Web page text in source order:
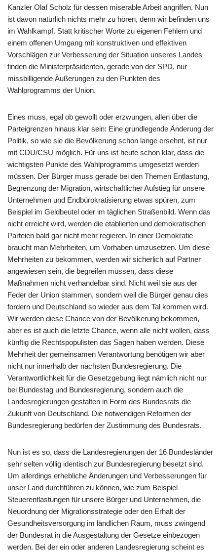
Kanzler Olaf Scholz für dessen miserable Arbeit angriffen. Nun
ist davon natürlich nichts mehr zu hören, denn wir befinden uns
im Wahlkampf. Statt kritischer Worte zu eigenen Fehlern und
einem offenen Umgang mit konstruktiven und effektiven
Vorschlägen zur Verbesserung der Situation unseres Landes
finden die Ministerpräsidenten, gerade von der SPD, nur
missbilligende Äußerungen zu den Punkten des
Wahlprogramms der Union.
Eines muss, egal ob gewollt oder erzwungen, allen über die
Parteigrenzen hinaus klar sein: Eine grundlegende Änderung der
Politik, so wie sie die Bevölkerung schon lange ersehnt, ist nur
mit CDU/CSU möglich. Für uns ist heute schon klar, dass die
wichtigsten Punkte des Wahlprogramms umgesetzt werden
müssen. Der Bürger muss gerade bei den Themen Entlastung,
Begrenzung der Migration, wirtschaftlicher Aufstieg für unsere
Unternehmen und Endbürokratisierung etwas spüren, zum
Beispiel im Geldbeutel oder im täglichen Straßenbild. Wenn das
nicht erreicht wird, werden die etablierten und demokratischen
Parteien bald gar nicht mehr regieren. In einer Demokratie
braucht man Mehrheiten, um Vorhaben umzusetzen. Um diese
Mehrheiten zu bekommen, werden wir sicherlich auf Partner
angewiesen sein, die begreifen müssen, dass diese
Maßnahmen nicht verhandelbar sind. Nicht weil sie aus der
Feder der Union stammen, sondern weil die Bürger genau dies
fordern und Deutschland so wieder aus dem Tal kommen wird.
Wir werden diese Chance von der Bevölkerung bekommen,
aber es ist auch die letzte Chance, wenn alle nicht wollen, dass
künftig die Rechtspopulisten das Sagen haben werden. Diese
Mehrheit der gemeinsamen Verantwortung benötigen wir aber
nicht nur innerhalb der nächsten Bundesregierung. Die
Verantwortlichkeit für die Gesetzgebung liegt nämlich nicht nur
bei Bundestag und Bundesregierung, sondern auch die
Landesregierungen gestalten in Form des Bundesrats die
Zukunft von Deutschland. Die notwendigen Reformen der
Bundesregierung bedürfen der Zustimmung des Bundesrats.
Nun ist es so, dass die Landesregierungen der 16 Bundesländer
sehr selten völlig identisch zur Bundesregierung besetzt sind.
Um allerdings erhebliche Änderungen und Verbesserungen für
unser Land durchführen zu können, wie zum Beispiel
Steuerentlastungen für unsere Bürger und Unternehmen, die
Neuordnung der Migrationsstrategie oder den Erhalt der
Gesundheitsversorgung im ländlichen Raum, muss zwingend
der Bundesrat in die Ausgestaltung der Gesetze einbezogen
werden. Bei der ein oder anderen Landesregierung scheint es